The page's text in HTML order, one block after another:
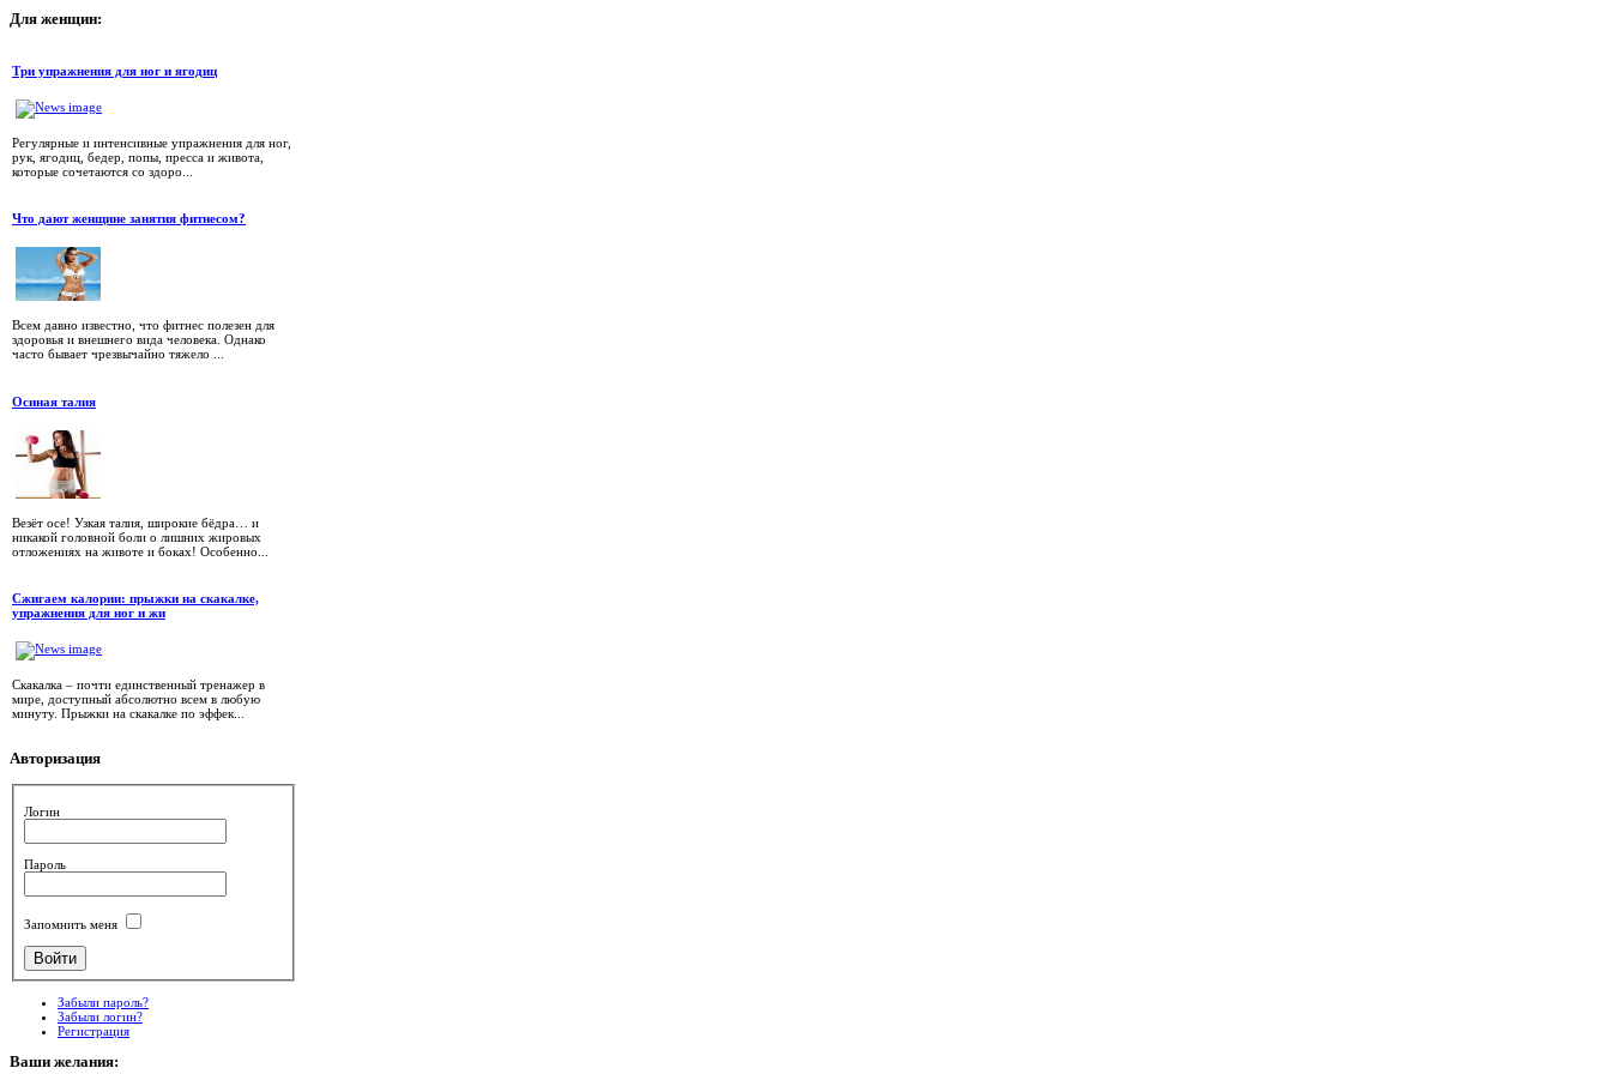
Для женщин:
Три упражнения для ног и ягодиц
Регулярные и интенсивные упражнения для ног,
рук, ягодиц, бедер, попы, пресса и живота,
которые сочетаются со здоро...
Что дают женщине занятия фитнесом?
Всем давно известно, что фитнес полезен для
здоровья и внешнего вида человека. Однако
часто бывает чрезвычайно тяжело ...
Осиная талия
Везёт осе! Узкая талия, широкие бёдра… и
никакой головной боли о лишних жировых
отложениях на животе и боках! Особенно...
Сжигаем калории: прыжки на скакалке,
упражнения для ног и жи
Скакалка – почти единственный тренажер в
мире, доступный абсолютно всем в любую
минуту. Прыжки на скакалке по эффек...
Авторизация
Логин
Пароль
Запомнить меня
Забыли пароль?
Забыли логин?
Регистрация
Ваши желания: